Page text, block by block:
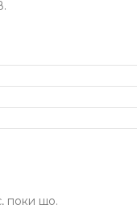
поки що.